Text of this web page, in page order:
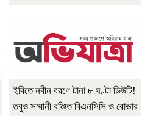
ইবিতে নবীন বরণে টানা ৮ ঘণ্টা ডিউটি!
তবুও সম্মানী বঞ্চিত বিএনসিসি ও রোভার